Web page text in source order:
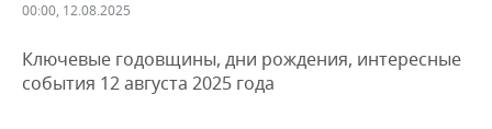
ДЕКЛАРАЦИИ О ДОХОДАХ
КОРОЛИ ГОСЗАКАЗА ПФО
НОВОСТИ ЭКОНОМИКИ
ФИНАНСЫ
ПРОМЫШЛЕННОСТЬ
НОВОСТИ
ПРОМЫШЛЕННОСТИ
НЕДВИЖИМОСТЬ
00:00, 12.08.2025
Ключевые годовщины, дни рождения, интересные
события 12 августа 2025 года